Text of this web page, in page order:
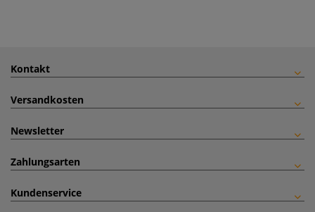
Kontakt
Versandkosten
Newsletter
Zahlungsarten
Kundenservice